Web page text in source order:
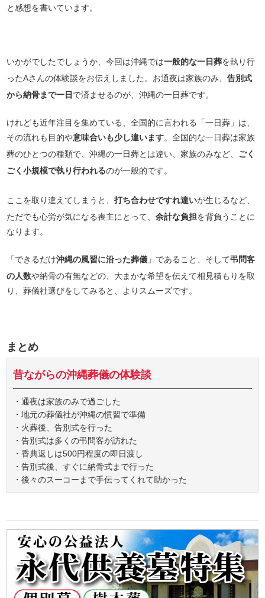
と感想を書いています。
いかがでしたでしょうか、今回は沖縄では一般的な一日葬を執り行
ったAさんの体験談をお伝えしました。お通夜は家族のみ、告別式
から納骨まで一日 で済ませるのが、沖縄の一日葬です。
けれども近年注目を集めている、全国的に言われる「一日葬」は、
その流れも目的や意味合いも少し違います。全国的な一日葬は家族
葬のひとつの種類で、沖縄の一日葬とは違い、家族のみなど、 ごく
ごく小規模で執り行われるのが一般的です。
ここを取り違えてしまうと、打ち合わせですれ違いが生じるなど、
ただでも心労が気になる喪主にとって、余計な負担を背負うことに
なります。
「できるだけ沖縄の風習に沿った葬儀 」であること、そして弔問客
の人数や納骨の有無などの、大まかな希望を伝えて相見積もりを取
り、葬儀社選びをしてみると、よりスムーズです。
まとめ
昔ながらの沖縄葬儀の体験談
・通夜は家族のみで過ごした
・地元の葬儀社が沖縄の慣習で準備
・火葬後、告別式を行った
・告別式は多くの弔問客が訪れた
・香典返しは500円程度の即日渡し
・告別式後、すぐに納骨式まで行った
・後々のスーコーまで手伝ってくれて助かった